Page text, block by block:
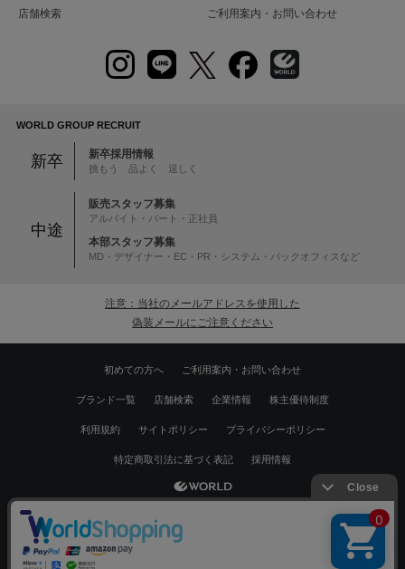
絞り込む
店舗検索 ご利用案内・お問い合わせ
WORLD GROUP RECRUIT
新卒 新卒採用情報
挑もう 品よく 逞しく
中途
販売スタッフ募集
アルバイト・パート・正社員
本部スタッフ募集
MD・デザイナー・EC・PR・システム・バックオフィスなど
注意：当社のメールアドレスを使用した
偽装メールにご注意ください
初めての方へ ご利用案内・お問い合わせ
ブランド一覧 店舗検索 企業情報 株主優待制度
利用規約 サイトポリシー プライバシーポリシー
特定商取引法に基づく表記 採用情報